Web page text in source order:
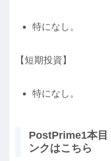
特になし。
【短期投資】
特になし。
PostPrime1本目
ンクはこちら